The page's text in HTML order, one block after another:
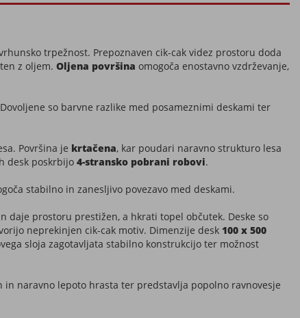
trpežnost. Prepoznaven cik-cak videz prostoru doda
z oljem. Oljena površina omogoča enostavno vzdrževanje,
so barvne razlike med posameznimi deskami ter
Površina je krtačena, kar poudari naravno strukturo lesa
desk poskrbijo 4-stransko pobrani robovi.
stabilno in zanesljivo povezavo med deskami.
prostoru prestižen, a hkrati topel občutek. Deske so
neprekinjen cik-cak motiv. Dimenzije desk 100 x 500
sloja zagotavljata stabilno konstrukcijo ter možnost
in naravno lepoto hrasta ter predstavlja popolno ravnovesje